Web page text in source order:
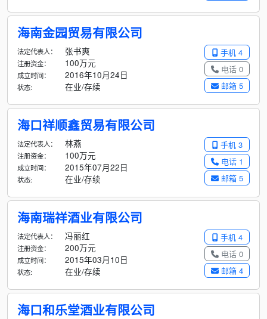
海南金园贸易有限公司
手机 4
电话 0
邮箱 5
法定代表人： 张书爽
注册资金： 100万元
成立时间： 2016年10月24日
状态: 在业/存续
海口祥顺鑫贸易有限公司
手机 3
电话 1
邮箱 5
法定代表人： 林燕
注册资金： 100万元
成立时间： 2015年07月22日
状态: 在业/存续
海南瑞祥酒业有限公司
手机 4
电话 0
邮箱 4
法定代表人： 冯丽红
注册资金： 200万元
成立时间： 2015年03月10日
状态: 在业/存续
海口和乐堂酒业有限公司